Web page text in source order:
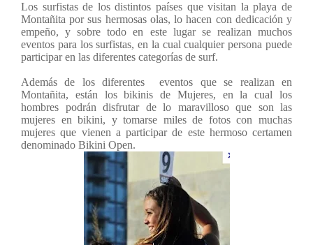
Los surfistasde los distintos países que visitan la playa de
Montañita por sus hermosas olas, lo hacen con dedicación y
empeño, y sobre todo en este lugar se realizan muchos
eventos para los surfistas, en la cual cualquier persona puede
participar en las diferentes categorías de surf.
Además de los diferentes eventos que se realizan en
Montañita, están los bikinis de Mujeres, en la cual los
hombres podrán disfrutar de lo maravilloso que son las
mujeres en bikini, y tomarse miles de fotos con muchas
mujeres que vienen a participar de este hermoso certamen
denominado Bikini Open.